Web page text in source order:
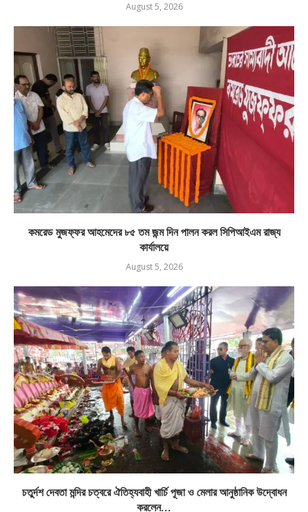
August 5, 2026
কমরেড মুজফ্ফর আহমেদের ৮৫ তম জন্ম দিন পালন করল সিপিআইএম রাজ্য
কার্যালয়ে
August 5, 2026
চতুর্দশ দেবতা মন্দির চত্বরে ঐতিহ্যবাহী খার্চি পূজা ও মেলার আনুষ্ঠানিক উদ্বোধন
করলেন...